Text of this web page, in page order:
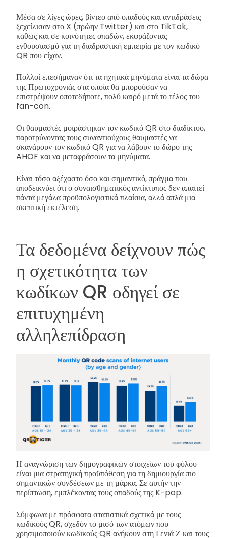
Μέσα σε λίγες ώρες, βίντεο από οπαδούς και αντιδράσεις
ξεχείλισαν στο X (πρώην Twitter) και στο TikTok,
καθώς και σε κοινότητες οπαδών, εκφράζοντας
ενθουσιασμό για τη διαδραστική εμπειρία με τον κωδικό
QR που είχαν.
Πολλοί επεσήμαναν ότι τα ηχητικά μηνύματα είναι τα δώρα
της Πρωτοχρονιάς στα οποία θα μπορούσαν να
επιστρέψουν οποτεδήποτε, πολύ καιρό μετά το τέλος του
fan-con.
Οι θαυμαστές μοιράστηκαν τον κωδικό QR στο διαδίκτυο,
παροτρύνοντας τους συναντιούχους θαυμαστές να
σκανάρουν τον κωδικό QR για να λάβουν το δώρο της
AHOF και να μεταφράσουν τα μηνύματα.
Είναι τόσο αξέχαστο όσο και σημαντικό, πράγμα που
αποδεικνύει ότι ο συναισθηματικός αντίκτυπος δεν απαιτεί
πάντα μεγάλα προϋπολογιστικά πλαίσια, αλλά απλά μια
σκεπτική εκτέλεση.
Τα δεδομένα δείχνουν πώς
η σχετικότητα των
κωδίκων QR οδηγεί σε
επιτυχημένη
αλληλεπίδραση
Η αναγνώριση των δημογραφικών στοιχείων του φύλου
είναι μια στρατηγική προϋπόθεση για τη δημιουργία πιο
σημαντικών συνδέσεων με τη μάρκα. Σε αυτήν την
περίπτωση, εμπλέκοντας τους οπαδούς της K-pop.
Σύμφωνα με πρόσφατα στατιστικά σχετικά με τους
κωδικούς QR, σχεδόν το μισό των ατόμων που
χρησιμοποιούν κωδικούς QR ανήκουν στη Γενιά Ζ και τους